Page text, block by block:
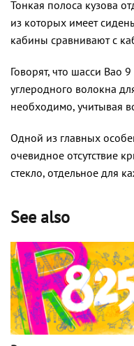
Тонкая полоса кузова
из которых имеет
кабины сравнивают с
Говорят, что шасси Bao
углеродного волокна
необходимо, учитывая
Одной из главных
очевидное отсутствие
стекло, отдельное для
See also